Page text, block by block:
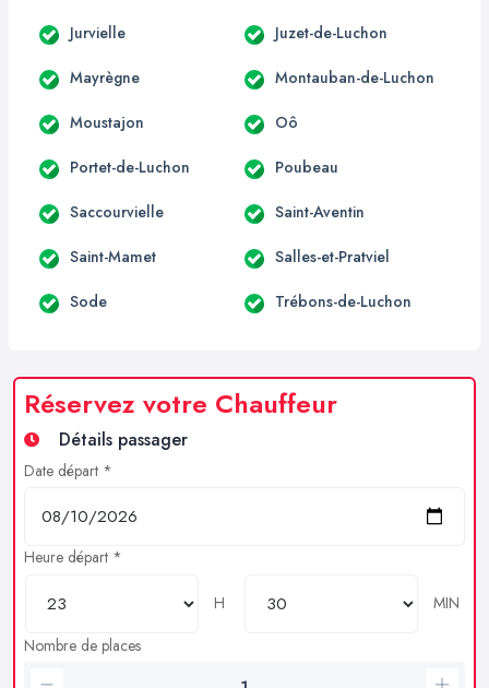
Jurvielle Juzet-de-Luchon
Mayrègne Montauban-de-Luchon
Moustajon Oô
Portet-de-Luchon Poubeau
Saccourvielle Saint-Aventin
Saint-Mamet Salles-et-Pratviel
Sode Trébons-de-Luchon
Réservez votre Chauffeur
Détails passager
Date départ *
Heure départ *
H
MIN
Nombre de places